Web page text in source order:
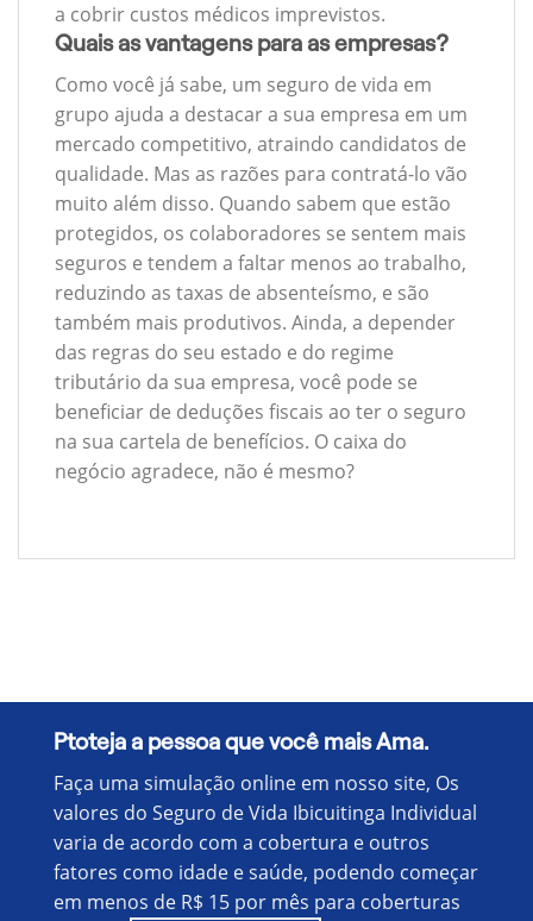
a cobrir custos médicos imprevistos.
Quais as vantagens para as empresas?
Como você já sabe, um seguro de vida em
grupo ajuda a destacar a sua empresa em um
mercado competitivo, atraindo candidatos de
qualidade. Mas as razões para contratá-lo vão
muito além disso. Quando sabem que estão
protegidos, os colaboradores se sentem mais
seguros e tendem a faltar menos ao trabalho,
reduzindo as taxas de absenteísmo, e são
também mais produtivos. Ainda, a depender
das regras do seu estado e do regime
tributário da sua empresa, você pode se
beneficiar de deduções fiscais ao ter o seguro
na sua cartela de benefícios. O caixa do
negócio agradece, não é mesmo?
Ptoteja a pessoa que você mais Ama.
Faça uma simulação online em nosso site, Os
valores do Seguro de Vida Ibicuitinga Individual
varia de acordo com a cobertura e outros
fatores como idade e saúde, podendo começar
em menos de R$ 15 por mês para coberturas